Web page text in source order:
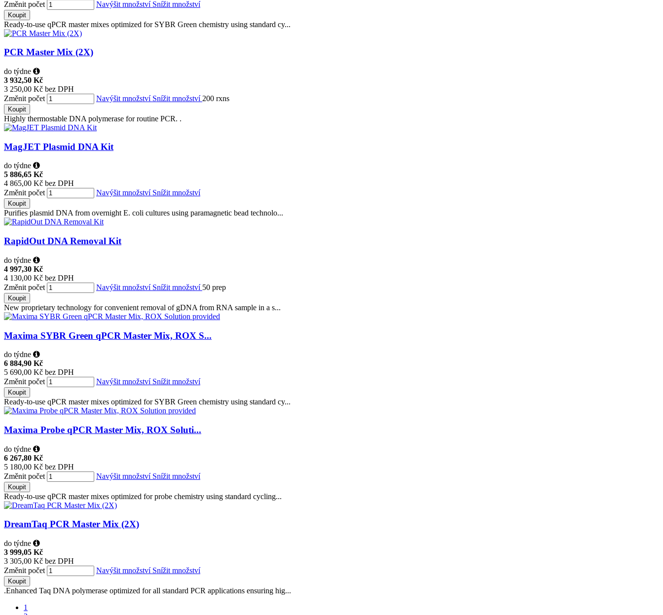
Změnit počet
Navýšit množství Snížit množství
Koupit
Ready-to-use qPCR master mixes optimized for SYBR Green chemistry using standard cy...
PCR Master Mix (2X)
do týdne
3 932,50 Kč
3 250,00 Kč bez DPH
Změnit počet
Navýšit množství Snížit množství 200 rxns
Koupit
Highly thermostable DNA polymerase for routine PCR. .
MagJET Plasmid DNA Kit
do týdne
5 886,65 Kč
4 865,00 Kč bez DPH
Změnit počet
Navýšit množství Snížit množství
Koupit
Purifies plasmid DNA from overnight E. coli cultures using paramagnetic bead technolo...
RapidOut DNA Removal Kit
do týdne
4 997,30 Kč
4 130,00 Kč bez DPH
Změnit počet
Navýšit množství Snížit množství 50 prep
Koupit
New proprietary technology for convenient removal of gDNA from RNA sample in a s...
Maxima SYBR Green qPCR Master Mix, ROX S...
do týdne
6 884,90 Kč
5 690,00 Kč bez DPH
Změnit počet
Navýšit množství Snížit množství
Koupit
Ready-to-use qPCR master mixes optimized for SYBR Green chemistry using standard cy...
Maxima Probe qPCR Master Mix, ROX Soluti...
do týdne
6 267,80 Kč
5 180,00 Kč bez DPH
Změnit počet
Navýšit množství Snížit množství
Koupit
Ready-to-use qPCR master mixes optimized for probe chemistry using standard cycling...
DreamTaq PCR Master Mix (2X)
do týdne
3 999,05 Kč
3 305,00 Kč bez DPH
Změnit počet
Navýšit množství Snížit množství
Koupit
.Enhanced Taq DNA polymerase optimized for all standard PCR applications ensuring hig...
1